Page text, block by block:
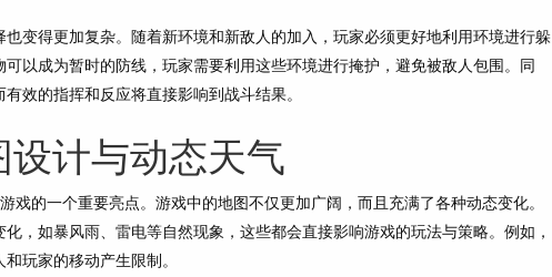
变得更加复杂。随着新环境和新敌人的加入，玩家必须更好地利用环境进行躲
以成为暂时的防线，玩家需要利用这些环境进行掩护，避免被敌人包围。同
效的指挥和反应将直接影响到战斗结果。
计与动态天气
戏的一个重要亮点。游戏中的地图不仅更加广阔，而且充满了各种动态变化。
，如暴风雨、雷电等自然现象，这些都会直接影响游戏的玩法与策略。例如，
玩家的移动产生限制。